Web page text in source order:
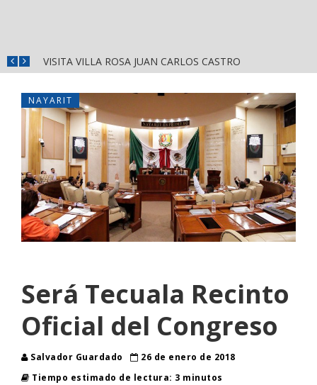
VISITA VILLA ROSA JUAN CARLOS CASTRO
NAYARIT
Será Tecuala Recinto
Oficial del Congreso
Salvador Guardado
26 de enero de 2018
Tiempo estimado de lectura: 3 minutos